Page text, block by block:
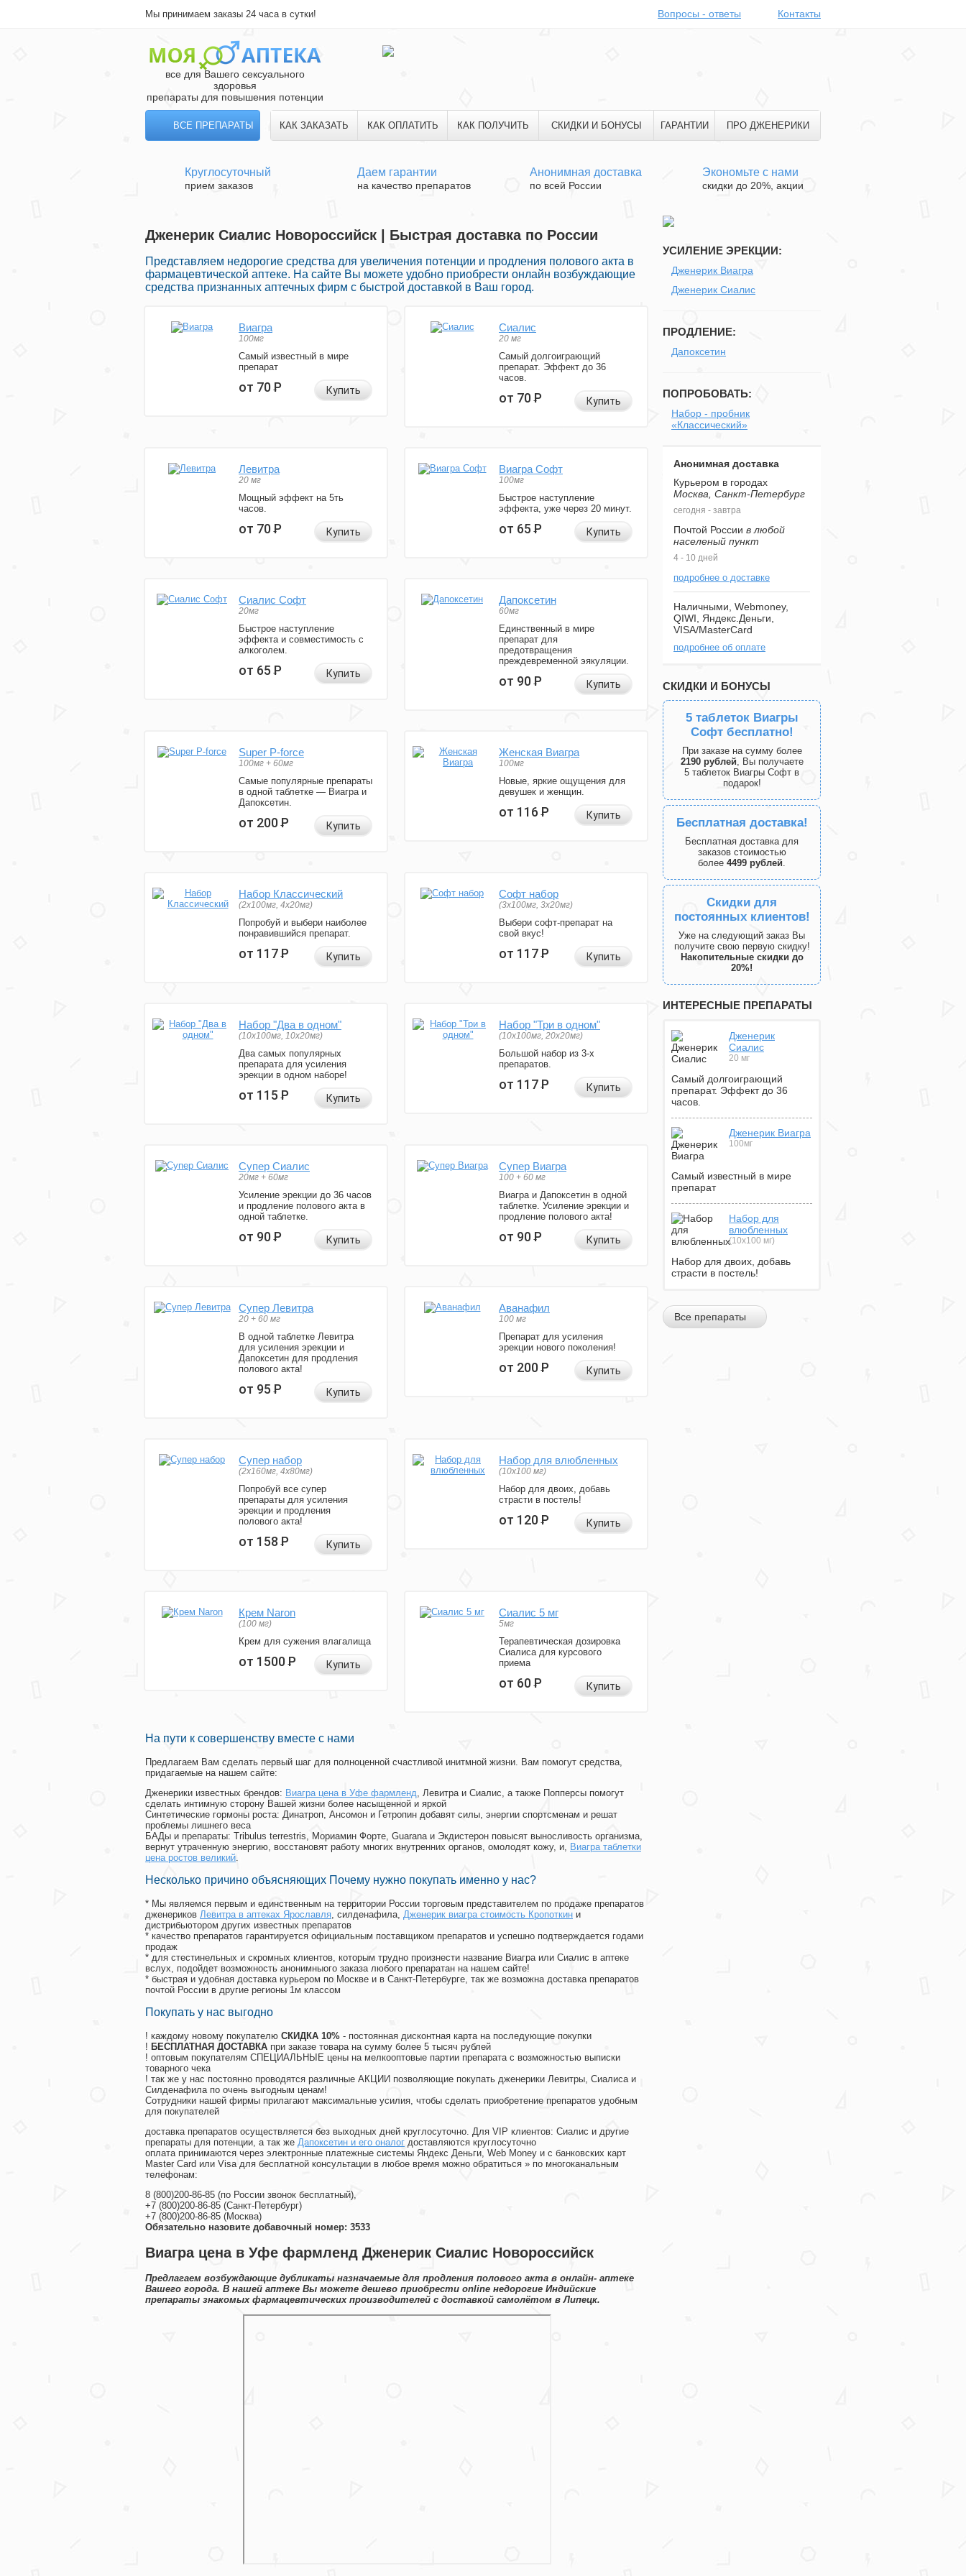
Мы принимаем заказы 24 часа в сутки! Вопросы - ответы Контакты
все для Вашего сексуального
здоровья
препараты для повышения потенции
ВСЕ ПРЕПАРАТЫ КАК ЗАКАЗАТЬ КАК ОПЛАТИТЬ КАК ПОЛУЧИТЬ СКИДКИ И БОНУСЫ ГАРАНТИИ ПРО ДЖЕНЕРИКИ
Круглосуточный
прием заказов
Даем гарантии
на качество препаратов
Анонимная доставка
по всей России
Экономьте с нами
скидки до 20%, акции
Дженерик Сиалис Новороссийск | Быстрая доставка по России
Представляем недорогие средства для увеличения потенции и продления полового акта в
фармацевтической аптеке. На сайте Вы можете удобно приобрести онлайн возбуждающие
средства признанных аптечных фирм с быстрой доставкой в Ваш город.
Виагра
100мг
Самый известный в мире
препарат
от 70Р Купить
Сиалис
20 мг
Самый долгоиграющий
препарат. Эффект до 36
часов.
от 70Р Купить
Левитра
20 мг
Мощный эффект на 5ть
часов.
от 70Р Купить
Виагра Софт
100мг
Быстрое наступление
эффекта, уже через 20 минут.
от 65Р Купить
Сиалис Софт
20мг
Быстрое наступление
эффекта и совместимость с
алкоголем.
от 65Р Купить
Дапоксетин
60мг
Единственный в мире
препарат для
предотвращения
преждевременной эякуляции.
от 90Р Купить
Super P-force
100мг + 60мг
Самые популярные препараты
в одной таблетке — Виагра и
Дапоксетин.
от 200Р Купить
Женская Виагра
100мг
Новые, яркие ощущения для
девушек и женщин.
от 116Р Купить
Набор Классический
(2x100мг, 4x20мг)
Попробуй и выбери наиболее
понравившийся препарат.
от 117Р Купить
Софт набор
(3x100мг, 3x20мг)
Выбери софт-препарат на
свой вкус!
от 117Р Купить
Набор "Два в одном"
(10x100мг, 10x20мг)
Два самых популярных
препарата для усиления
эрекции в одном наборе!
от 115Р Купить
Набор "Три в одном"
(10x100мг, 20x20мг)
Большой набор из 3-х
препаратов.
от 117Р Купить
Супер Сиалис
20мг + 60мг
Усиление эрекции до 36 часов
и продление полового акта в
одной таблетке.
от 90Р Купить
Супер Виагра
100 + 60 мг
Виагра и Дапоксетин в одной
таблетке. Усиление эрекции и
продление полового акта!
от 90Р Купить
Супер Левитра
20 + 60 мг
В одной таблетке Левитра
для усиления эрекции и
Дапоксетин для продления
полового акта!
от 95Р Купить
Аванафил
100 мг
Препарат для усиления
эрекции нового поколения!
от 200Р Купить
Супер набор
(2х160мг, 4х80мг)
Попробуй все супер
препараты для усиления
эрекции и продления
полового акта!
от 158Р Купить
Набор для влюбленных
(10х100 мг)
Набор для двоих, добавь
страсти в постель!
от 120Р Купить
Крем Naron
(100 мг)
Крем для сужения влагалища
от 1500Р Купить
Сиалис 5 мг
5мг
Терапевтическая дозировка
Сиалиса для курсового
приема
от 60Р Купить
На пути к совершенству вместе с нами
Предлагаем Вам сделать первый шаг для полноценной счастливой инитмной жизни. Вам помогут средства,
придагаемые на нашем сайте:
Дженерики известных брендов: Виагра цена в Уфе фармленд, Левитра и Сиалис, а также Попперсы помогут
сделать интимную сторону Вашей жизни более насыщенной и яркой
Синтетические гормоны роста: Динатроп, Ансомон и Гетропин добавят силы, энергии спортсменам и решат
проблемы лишнего веса
БАДы и препараты: Tribulus terrestris, Мориамин Форте, Guarana и Экдистерон повысят выносливость организма,
вернут утраченную энергию, восстановят работу многих внутренних органов, омолодят кожу, и, Виагра таблетки
цена ростов великий.
Несколько причино объясняющих Почему нужно покупать именно у нас?
* Мы являемся первым и единственным на территории России торговым представителем по продаже препаратов
дженериков Левитра в аптеках Ярославля, силденафила, Дженерик виагра стоимость Кропоткин и
дистрибьютором других известных препаратов
* качество препаратов гарантируется официальным поставщиком препаратов и успешно подтверждается годами
продаж
* для стестинельных и скромных клиентов, которым трудно произнести название Виагра или Сиалис в аптеке
вслух, подойдет возможность анонимныого заказа любого препаратан на нашем сайте!
* быстрая и удобная доставка курьером по Москве и в Санкт-Петербурге, так же возможна доставка препаратов
почтой России в другие регионы 1м классом
Покупать у нас выгодно
! каждому новому покупателю СКИДКА 10% - постоянная дисконтная карта на последующие покупки
! БЕСПЛАТНАЯ ДОСТАВКА при заказе товара на сумму более 5 тысяч рублей
! оптовым покупателям СПЕЦИАЛЬНЫЕ цены на мелкооптовые партии препарата с возможностью выписки
товарного чека
! так же у нас постоянно проводятся различные АКЦИИ позволяющие покупать дженерики Левитры, Сиалиса и
Силденафила по очень выгодным ценам!
Cотрудники нашей фирмы прилагают максимальные усилия, чтобы сделать приобретение препаратов удобным
для покупателей
доставка препаратов осуществляется без выходных дней круглосуточно. Для VIP клиентов: Сиалис и другие
препараты для потенции, а так же Дапоксетин и его оналог доставляются круглосуточно
оплата принимаются через электронные платежные системы Яндекс Деньги, Web Money и с банковских карт
Master Card или Visa для бесплатной консультации в любое время можно обратиться » по многоканальным
телефонам:
8 (800)200-86-85 (по России звонок бесплатный),
+7 (800)200-86-85 (Санкт-Петербург)
+7 (800)200-86-85 (Москва)
Обязательно назовите добавочный номер: 3533
Виагра цена в Уфе фармленд Дженерик Сиалис Новороссийск
Предлагаем возбуждающие дубликаты назначаемые для продления полового акта в онлайн- аптеке
Вашего города. В нашей аптеке Вы можете дешево приобрести online недорогие Индийские
препараты знакомых фармацевтических производителей с доставкой самолётом в Липецк.
УСИЛЕНИЕ ЭРЕКЦИИ:
Дженерик Виагра
Дженерик Сиалис
ПРОДЛЕНИЕ:
Дапоксетин
ПОПРОБОВАТЬ:
Набор - пробник
«Классический»
Анонимная доставка
Курьером в городах
Москва, Санкт-Петербург
сегодня - завтра
Почтой России в любой
населеный пункт
4 - 10 дней
подробнее о доставке
Наличными, Webmoney,
QIWI, Яндекс.Деньги,
VISA/MasterCard
подробнее об оплате
СКИДКИ И БОНУСЫ
5 таблеток Виагры
Софт бесплатно!
При заказе на сумму более
2190 рублей, Вы получаете
5 таблеток Виагры Софт в
подарок!
Бесплатная доставка!
Бесплатная доставка для
заказов стоимостью
более 4499 рублей.
Скидки для
постоянных клиентов!
Уже на следующий заказ Вы
получите свою первую скидку!
Накопительные скидки до
20%!
ИНТЕРЕСНЫЕ ПРЕПАРАТЫ
Дженерик
Сиалис
20 мг
Самый долгоиграющий
препарат. Эффект до 36
часов.
Дженерик Виагра
100мг
Самый известный в мире
препарат
Набор для
влюбленных
(10х100 мг)
Набор для двоих, добавь
страсти в постель!
Все препараты